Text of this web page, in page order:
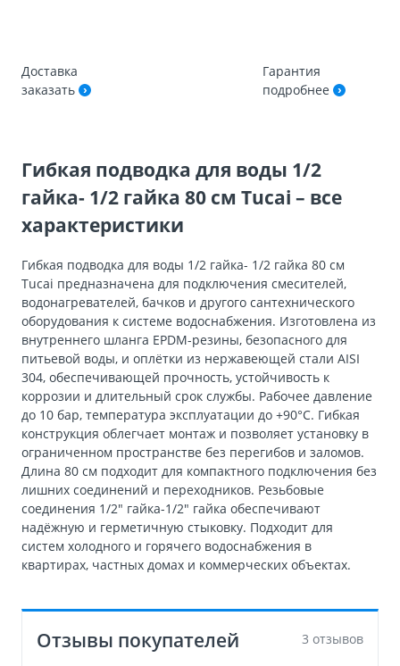
Доставка
заказать
Гарантия
подробнее
Гибкая подводка для воды 1/2
гайка- 1/2 гайка 80 см Tucai – все
характеристики
Гибкая подводка для воды 1/2 гайка- 1/2 гайка 80 см
Tucai предназначена для подключения смесителей,
водонагревателей, бачков и другого сантехнического
оборудования к системе водоснабжения. Изготовлена из
внутреннего шланга EPDM-резины, безопасного для
питьевой воды, и оплётки из нержавеющей стали AISI
304, обеспечивающей прочность, устойчивость к
коррозии и длительный срок службы. Рабочее давление
до 10 бар, температура эксплуатации до +90°C. Гибкая
конструкция облегчает монтаж и позволяет установку в
ограниченном пространстве без перегибов и заломов.
Длина 80 см подходит для компактного подключения без
лишних соединений и переходников. Резьбовые
соединения 1/2″ гайка-1/2″ гайка обеспечивают
надёжную и герметичную стыковку. Подходит для
систем холодного и горячего водоснабжения в
квартирах, частных домах и коммерческих объектах.
Отзывы покупателей 3 отзывов